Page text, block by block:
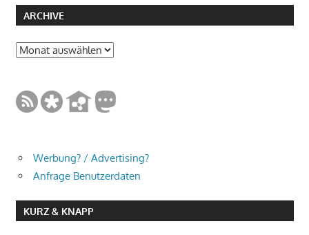
ARCHIVE
Archive
Werbung? / Advertising?
Anfrage Benutzerdaten
KURZ & KNAPP